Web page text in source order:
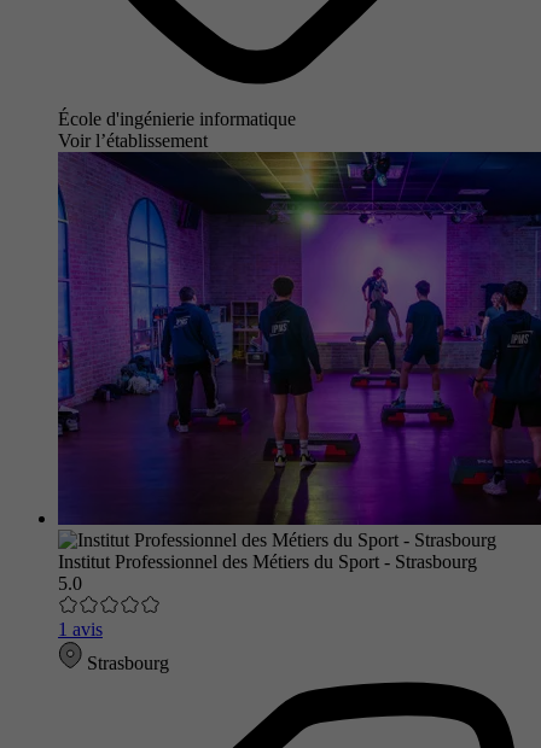
École d'ingénierie informatique
Voir l’établissement
Institut Professionnel des Métiers du Sport - Strasbourg
5.0
1 avis
Strasbourg